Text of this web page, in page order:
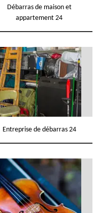
Débarras de maison et
appartement 24
Entreprise de débarras 24